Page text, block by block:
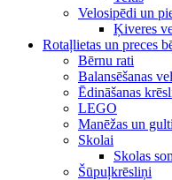
Velosipēdi un
Ķiveres
Rotaļlietas un preces
Bērnu rati
Balansēšanas
Ēdināšanas
LEGO
Manēžas un
Skolai
Skolas
Šūpuļkrēsliņi